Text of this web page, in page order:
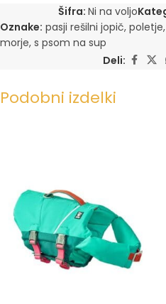
Šifra: Ni na voljo
Oznake: pasji rešilni jopič, poletje,
morje, s psom na sup
Deli:
Podobni izdelki